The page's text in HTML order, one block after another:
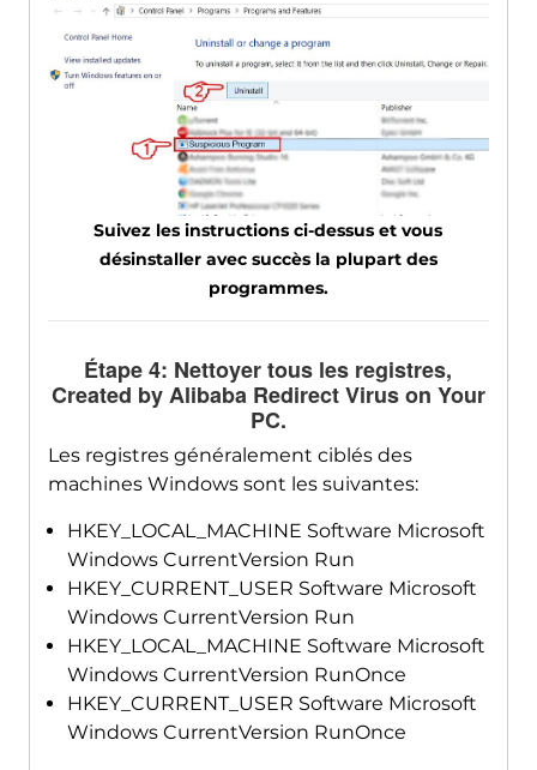
Suivez les instructions ci-dessus et vous
désinstaller avec succès la plupart des
programmes.
Étape 4: Nettoyer tous les registres,
Created by Alibaba Redirect Virus on Your
PC.
Les registres généralement ciblés des
machines Windows sont les suivantes:
HKEY_LOCAL_MACHINE Software Microsoft
Windows CurrentVersion Run
HKEY_CURRENT_USER Software Microsoft
Windows CurrentVersion Run
HKEY_LOCAL_MACHINE Software Microsoft
Windows CurrentVersion RunOnce
HKEY_CURRENT_USER Software Microsoft
Windows CurrentVersion RunOnce